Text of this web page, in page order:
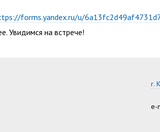
forms.yandex.ru/u/
Увидимся на встрече!
г.
e-